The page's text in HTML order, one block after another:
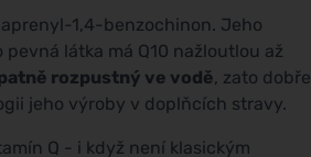
1,4-benzochinon. Jeho
látka má Q10 nažloutlou až
rozpustný ve vodě, zato dobře
jeho výroby v doplňcích stravy.
Q - i když není klasickým